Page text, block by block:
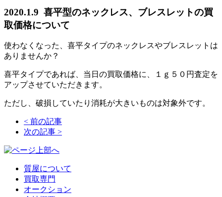
2020.1.9 喜平型のネックレス、ブレスレットの買
取価格について
使わなくなった、喜平タイプのネックレスやブレスレットは
ありませんか？
喜平タイプであれば、当日の買取価格に、１ｇ５０円査定を
アップさせていただきます。
ただし、破損していたり消耗が大きいものは対象外です。
< 前の記事
次の記事 >
質屋について
買取専門
オークション